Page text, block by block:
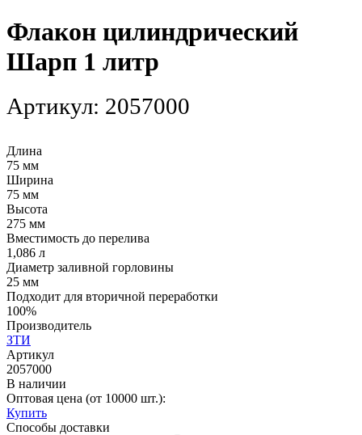
Флакон цилиндрический
Шарп 1 литр
Артикул: 2057000
Длина
75 мм
Ширина
75 мм
Высота
275 мм
Вместимость до перелива
1,086 л
Диаметр заливной горловины
25 мм
Подходит для вторичной переработки
100%
Производитель
ЗТИ
Артикул
2057000
В наличии
Оптовая цена (от 10000 шт.):
Купить
Способы доставки